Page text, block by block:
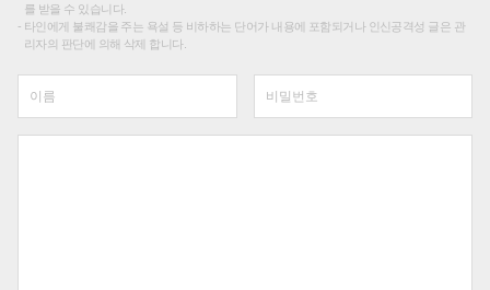
를 받을 수 있습니다.
타인에게 불쾌감을 주는 욕설 등 비하하는 단어가 내용에 포함되거나 인신공격성 글은 관
리자의 판단에 의해 삭제 합니다.